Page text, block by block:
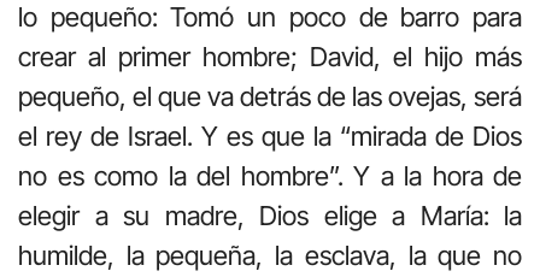
lo pequeño: Tomó un poco de barro para
crear al primer hombre; David, el hijo más
pequeño, el que va detrás de las ovejas, será
el rey de Israel. Y es que la “mirada de Dios
no es como la del hombre”. Y a la hora de
elegir a su madre, Dios elige a María: la
humilde, la pequeña, la esclava, la que no